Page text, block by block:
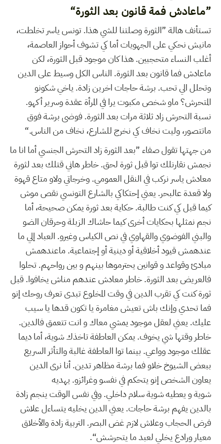
”ماعادش فمة قانون بعد الثورة“
تستأنف هالة ”الثورة وصلتنا للشي هذا. تونس ياسر تخلطت،
مانيش نحكي على الجهويات أما كي تشوف أحواز العاصمة،
أغلب النساء متحجبين. هذا كان موجود قبل الثورة، لكن
ماعادش فما قانون بعد الثورة. الناس الكل وسيط على الدين
وتحلل الي تحب. برشة حاجات اخرين زادة. ياخي شكونو
المتحرش؟ ماو شخص مكبوت يرا في المرأة عقدة وسرير أكهو.
نسبة التحرش زاد ثلاثة مرات بعد الثورة. فوضى برشة فوق
ماتتصور، وليت نخاف كي نخرج للشارع، نخاف من الناس.“
من جهتها تقول صفاء ”بعد الثورة زاد التحرش الجنسي أما انا ما
نجمش نقارنلك توا قبل ثورة لحق. خاطر هاني قتلك بعد لثورة
معادش ياسر نركب في النقل العمومي. وخرجاتي ولاو متاع قهوة
ولا قعدة عالبحر. يعني إحتكاكي بالشارع التونسي نقص موش
كيما قبل كي كنت طالبة. حكاية بعد ثورة يمكن صحيحة، أما
نجم نمثلها بحكايات أخرى كيما حاشاك الزبلة وحرقان الضو
والبني الفوضوي والقهاوي في نص الكياس وغيرو. العباد إلي ما
عندهمش قيود أخلاقية أو دينية أو إجتماعية. ماعندهمش
مبادئ وقواعد و قوانين يحترموها بينهم و بين رواحهم. تحلوا
فالعريض بعد الثورة. خاطر معادش عندهم مناش يخافوا. قبل
ثورة كنت كي تقرب الدين في وقت المخلوع تبدى تعرف روحك إنو
فما تحدي وإنك باش تعيش مغامرة يا تكون قدها يا سيب
عليك. يعني لعقل موجود يمشي معاك و انت تتعمق فالدين.
خاطر وقتها شي يخوف. يمكن العاطفة تاخذك شوية، أما ديما
عقلك موجود وواعي. بينما توا العاطفة غالبة والتأثر السريع
ببعض الشيوخ خلاو فما برشة مظاهر تدين. أنا نرى الدين
يعاون الشخص إنو يتحكم في نفسو وغرائزو. يهديه
شوية و يعطيه شوية سلام داخلي. وفي نفس الوقت ينجم زادة
بالدين يفهم برشة حاجات. يعني الدين يخليه يتساءل علاش
فرض الحجاب وعلاش لازم غض البصر. التربية زادة والأخلاق
معيار ورادع يخلي لعبد ما يتحرشش“.